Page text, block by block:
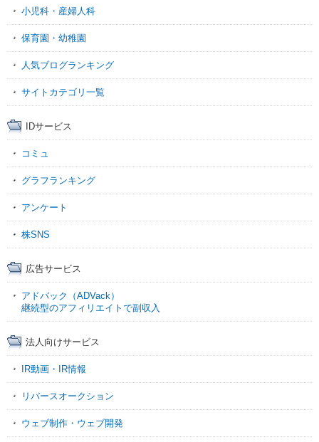
小児科・産婦人科
保育園・幼稚園
人気ブログランキング
サイトカテゴリ一覧
IDサービス
コミュ
グラフランキング
アンケート
株SNS
広告サービス
アドバック（ADVack）
継続型のアフィリエイトで副収入
法人向けサービス
IR動画・IR情報
リバースオークション
ウェブ制作・ウェブ開発